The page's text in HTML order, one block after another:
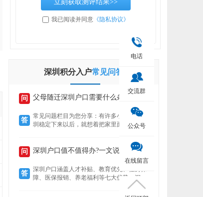
立刻获取测评结果>>
我已阅读并同意 《隐私协议》
深圳积分入户常见问答
问 父母随迁深圳户口需要什么条件？
答
常见问题栏目为您分享：有许多小伙伴在深
圳稳定下来以后，就想着把家里面的老人接
也迁过来，下文就为您介绍老人迁户口过来
以后有什么好处？然后再来了解，父母随迁
问 深圳户口值不值得办?一文说清7大核心优势!
答
深圳户口涵盖人才补贴、教育优先、住房保
障、医保报销、养老福利等七大优势。深户
可领本科至博士补贴，子女享公立学位及中
考加分，住房成本低至市场30%，医保报销
电话
交流群
公众号
在线留言